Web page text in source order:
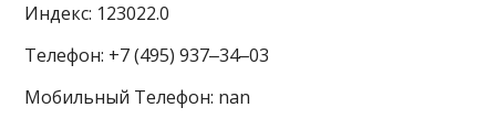
Индекс: 123022.0
Телефон: +7 (495) 937‒34‒03
Мобильный Телефон: nan